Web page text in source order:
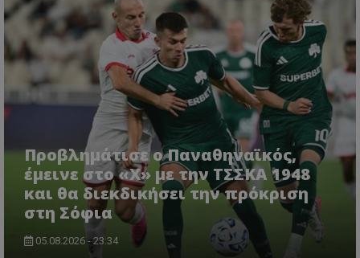
Προβλημάτισε ο Παναθηναϊκός,
έμεινε στο «Χ» με την ΤΣΣΚΑ 1948
και θα διεκδικήσει την πρόκριση
στη Σόφια
05.08.2026 - 23:34